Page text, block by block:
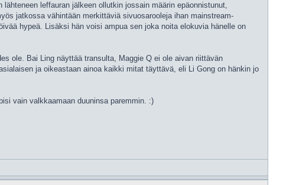
leffauran jälkeen ollutkin jossain määrin epäonnistunut,
jatkossa vähintään merkittäviä sivuosarooleja ihan mainstream-
hypeä. Lisäksi hän voisi ampua sen joka noita elokuvia hänelle on
ole. Bai Ling näyttää transulta, Maggie Q ei ole aivan riittävän
ja oikeastaan ainoa kaikki mitat täyttävä, eli Li Gong on hänkin jo
vain valkkaamaan duuninsa paremmin. :)